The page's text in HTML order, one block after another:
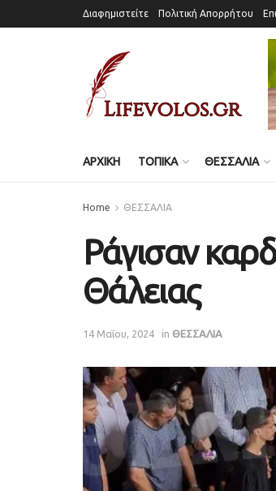
Διαφημιστείτε Πολιτική Απορρήτου
ΑΡΧΙΚΗ ΤΟΠΙΚΑ ΘΕΣΣΑΛΙΑ
Home ΘΕΣΣΑΛΙΑ
Ράγισαν
Θάλειας
14 Μαΐου, 2024 in ΘΕΣΣΑΛΙΑ